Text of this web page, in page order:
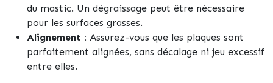
du mastic. Un dégraissage peut être nécessaire
pour les surfaces grasses.
Alignement : Assurez-vous que les plaques sont
parfaitement alignées, sans décalage ni jeu excessif
entre elles.